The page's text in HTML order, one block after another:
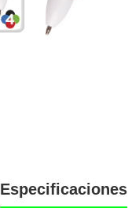
Especificaciones